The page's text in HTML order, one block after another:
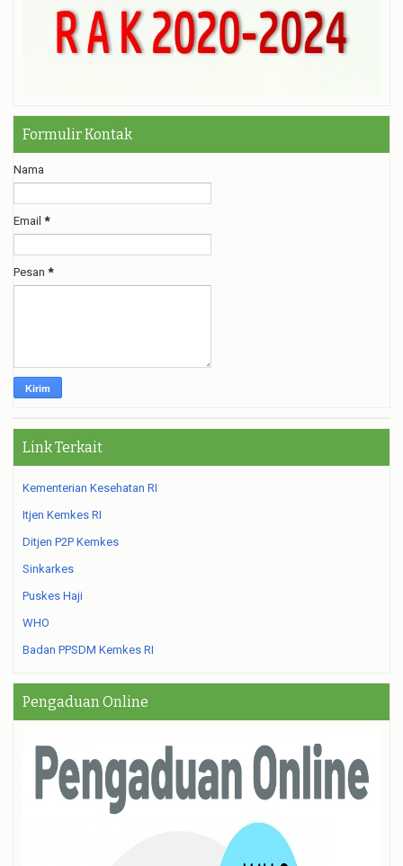
Formulir Kontak
Nama
Email *
Pesan *
Link Terkait
Kementerian Kesehatan RI
Itjen Kemkes RI
Ditjen P2P Kemkes
Sinkarkes
Puskes Haji
WHO
Badan PPSDM Kemkes RI
Pengaduan Online